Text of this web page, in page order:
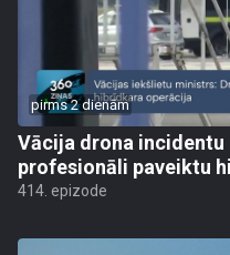
pirms 2 dienām
Vācija drona
profesionāli paveiktu
414. epizode